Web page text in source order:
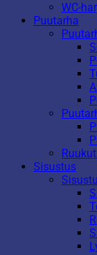
WC-
Puutarha
Sisustus